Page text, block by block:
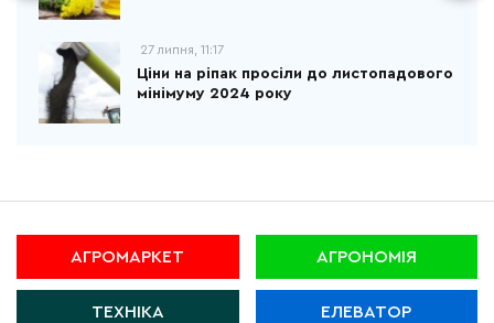
27 липня, 11:17
Ціни на ріпак просіли до листопадового
мінімуму 2024 року
АГРОМАРКЕТ АГРОНОМІЯ
ТЕХНІКА ЕЛЕВАТОР